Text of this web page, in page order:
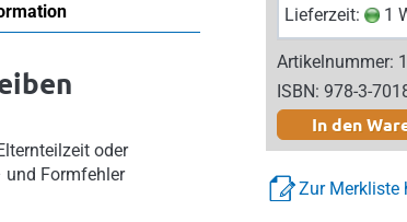
Lieferzeit:
1
Artikelnummer:
ISBN: 978-3-
In den
Zur Merkliste
oder
und Formfehler